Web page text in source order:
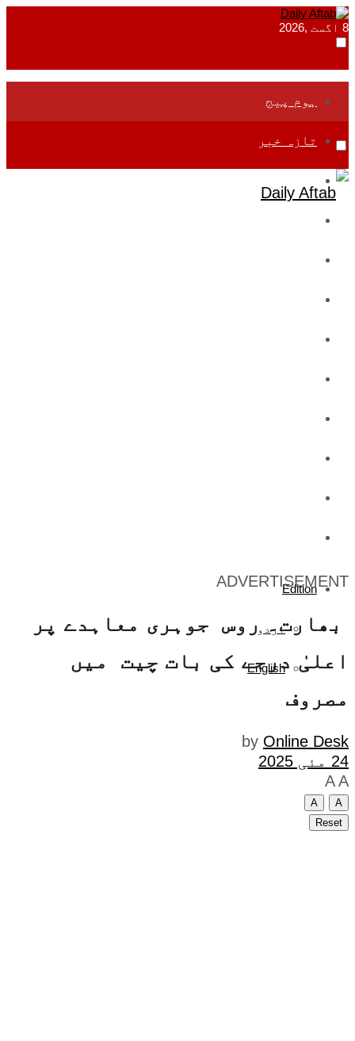
8 اگست ,2026
ہوم پیج
تازہ خبر
Edition
اردو
English
ADVERTISEMENT
بھارت۔ روس جوہری معاہدے پر
اعلیٰ درجے کی بات چیت میں
مصروف
by Online Desk
24 مئی 2025
A A
A
A
Reset